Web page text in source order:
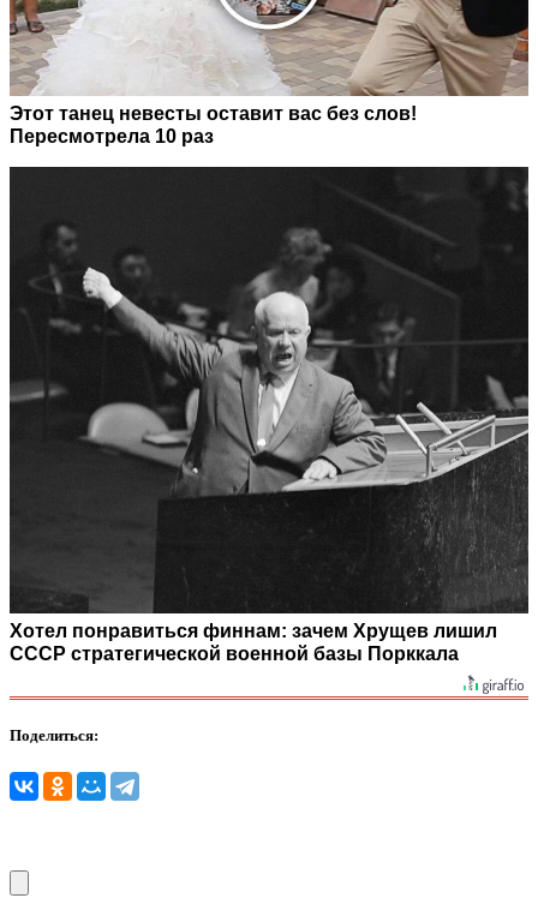
Этот танец невесты оставит вас без слов!
Пересмотрела 10 раз
Хотел понравиться финнам: зачем Хрущев лишил
СССР стратегической военной базы Порккала
Поделиться: